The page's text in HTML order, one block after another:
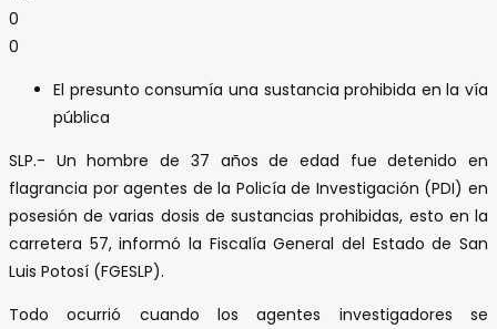
0
0
El presunto consumía una sustancia prohibida en la vía
pública
SLP.- Un hombre de 37 años de edad fue detenido en
flagrancia por agentes de la Policía de Investigación (PDI) en
posesión de varias dosis de sustancias prohibidas, esto en la
carretera 57, informó la Fiscalía General del Estado de San
Luis Potosí (FGESLP).
Todo ocurrió cuando los agentes investigadores se